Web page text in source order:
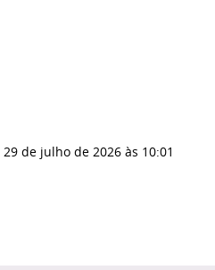
29 de julho de 2026 às 10:01